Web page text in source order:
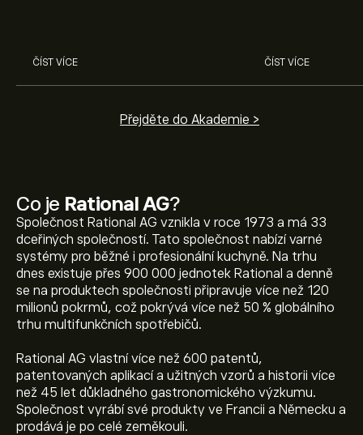
Co je Rational AG?
Společnost Rational AG vznikla v roce 1973 a má 33
dceřiných společností. Tato společnost nabízí varné
systémy pro běžné i profesionální kuchyně. Na trhu
dnes existuje přes 900 000 jednotek Rational a denně
se na produktech společnosti připravuje více než 120
milionů pokrmů, což pokrývá více než 50 % globálního
trhu multifunkčních spotřebičů.
Rational AG vlastní více než 600 patentů,
patentovaných aplikací a užitných vzorů a historii více
než 45 let důkladného gastronomického výzkumu.
Společnost vyrábí své produkty ve Francii a Německu a
prodává je po celé zeměkouli.
ČÍST VÍCE ČÍST VÍCE
Přejděte do Akademie >